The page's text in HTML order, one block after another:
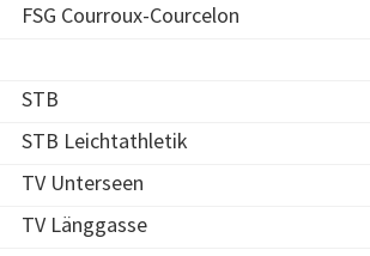
FSG Courroux-Courcelon
STB
STB Leichtathletik
TV Unterseen
TV Länggasse